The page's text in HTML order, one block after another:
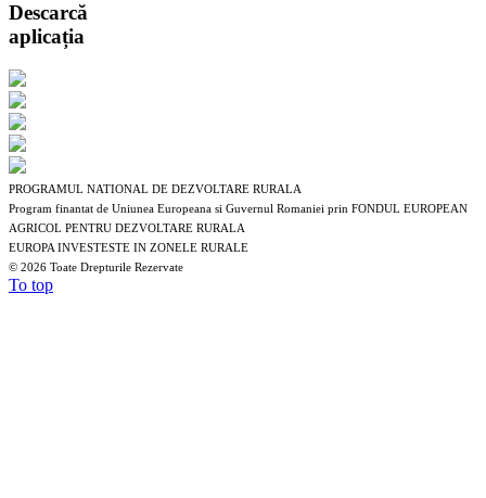
Descarcă
aplicația
PROGRAMUL NATIONAL DE DEZVOLTARE RURALA
Program finantat de Uniunea Europeana si Guvernul Romaniei prin FONDUL EUROPEAN
AGRICOL PENTRU DEZVOLTARE RURALA
EUROPA INVESTESTE IN ZONELE RURALE
© 2026 Toate Drepturile Rezervate
To top